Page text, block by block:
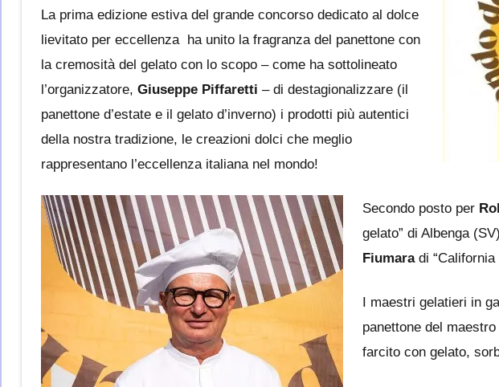
La prima edizione estiva del grande concorso dedicato al dolce
lievitato per eccellenza ha unito la fragranza del panettone con
la cremosità del gelato con lo scopo – come ha sottolineato
l’organizzatore, Giuseppe Piffaretti – di destagionalizzare (il
panettone d’estate e il gelato d’inverno) i prodotti più autentici
della nostra tradizione, le creazioni dolci che meglio
rappresentano l’eccellenza italiana nel mondo!
Secondo posto per
gelato” di Albenga
Fiumaradi “California
I maestri gelatieri in
panettone del maestro
farcito con gelato,